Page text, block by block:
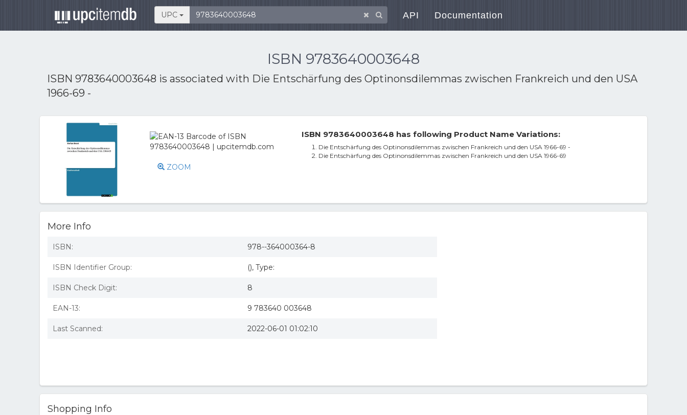
UPC API Documentation
ISBN 9783640003648
ISBN 9783640003648 is associated with Die Entschärfung des Optinonsdilemmas zwischen Frankreich und den USA
1966-69 -
ZOOM
ISBN 9783640003648 has following Product Name Variations:
Die Entschärfung des Optinonsdilemmas zwischen Frankreich und den USA 1966-69 -
Die Entschärfung des Optinonsdilemmas zwischen Frankreich und den USA 1966-69
More Info
ISBN: 978--364000364-8
ISBN Identifier Group: (), Type:
ISBN Check Digit: 8
EAN-13: 9 783640 003648
Last Scanned: 2022-06-01 01:02:10
Shopping Info